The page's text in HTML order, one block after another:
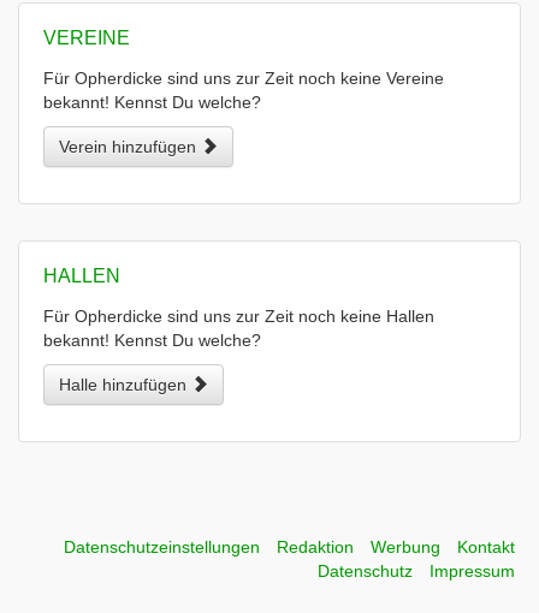
VEREINE
Für Opherdicke sind uns zur Zeit noch keine Vereine
bekannt! Kennst Du welche?
Verein hinzufügen
HALLEN
Für Opherdicke sind uns zur Zeit noch keine Hallen
bekannt! Kennst Du welche?
Halle hinzufügen
Datenschutzeinstellungen Redaktion Werbung
Kontakt
Datenschutz
Impressum